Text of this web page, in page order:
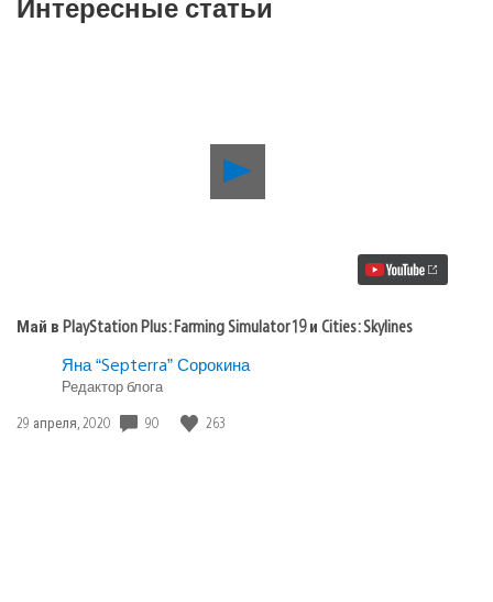
Май
19
Май в PlayStation Plus: Farming Simulator 19 и Cities: Skylines
Яна “Septerra” Сорокина
Редактор блога
Дата
29 апреля, 2020 90 263